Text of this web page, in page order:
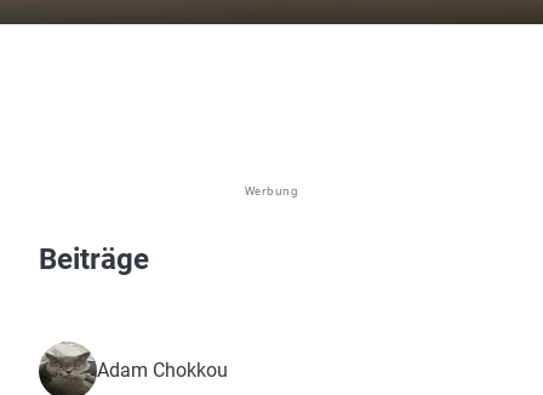
Werbung
Beiträge
Adam Chokkou